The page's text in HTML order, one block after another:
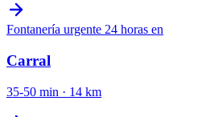
Fontanería urgente 24 horas en
Carral
35-50 min · 14 km